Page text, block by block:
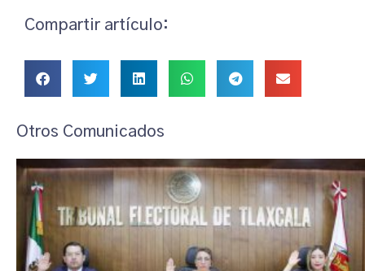
Compartir artículo:
Otros Comunicados